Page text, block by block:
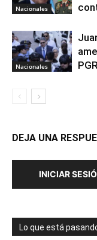
Nacionales
Nacionales
DEJA UNA
INICIAR
Lo que está